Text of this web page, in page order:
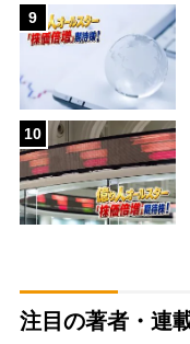
9
10
注目の著者・連